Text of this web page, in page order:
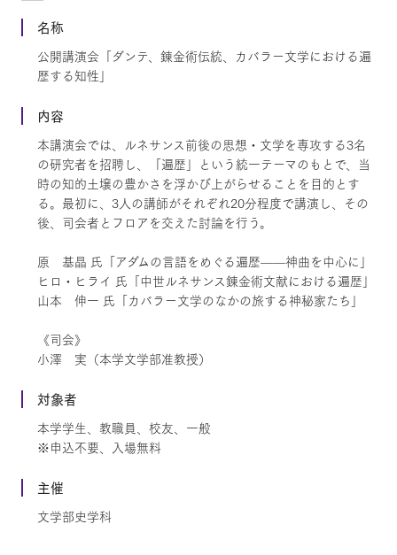
名称
公開講演会「ダンテ、錬金術伝統、カバラー文学における遍
歴する知性」
内容
本講演会では、ルネサンス前後の思想・文学を専攻する3名
の研究者を招聘し、「遍歴」という統一テーマのもとで、当
時の知的土壌の豊かさを浮かび上がらせることを目的とす
る。最初に、3人の講師がそれぞれ20分程度で講演し、その
後、司会者とフロアを交えた討論を行う。
原 基晶 氏「アダムの言語をめぐる遍歴——神曲を中心に」
ヒロ・ヒライ 氏「中世ルネサンス錬金術文献における遍歴」
山本 伸一 氏「カバラー文学のなかの旅する神秘家たち」
《司会》
小澤 実（本学文学部准教授）
対象者
本学学生、教職員、校友、一般
※申込不要、入場無料
主催
文学部史学科